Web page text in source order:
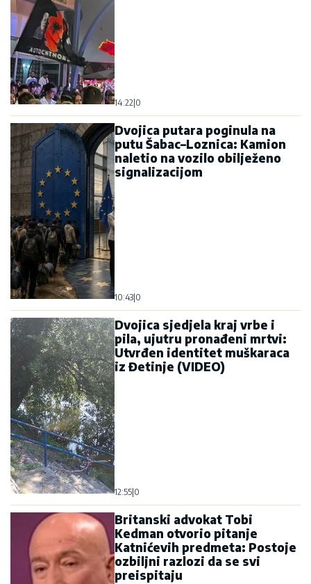
14:22 0
Dvojica putara poginula na
putu Šabac–Loznica: Kamion
naletio na vozilo obilježeno
signalizacijom
10:43 0
Dvojica sjedjela kraj vrbe i
pila, ujutru pronađeni mrtvi:
Utvrđen identitet muškaraca
iz Đetinje (VIDEO)
12:55 0
Britanski advokat Tobi
Kedman otvorio pitanje
Katnićevih predmeta: Postoje
ozbiljni razlozi da se svi
preispitaju